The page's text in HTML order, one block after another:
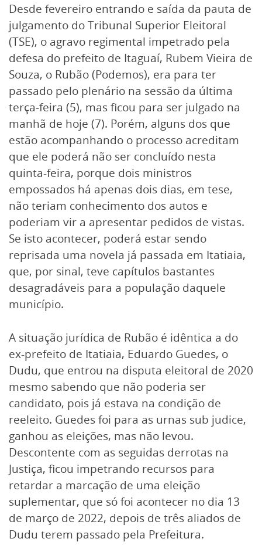
Desde fevereiro entrando e saída da pauta de
julgamento do Tribunal Superior Eleitoral
(TSE), o agravo regimental impetrado pela
defesa do prefeito de Itaguaí, Rubem Vieira de
Souza, o Rubão (Podemos), era para ter
passado pelo plenário na sessão da última
terça-feira (5), mas ficou para ser julgado na
manhã de hoje (7). Porém, alguns dos que
estão acompanhando o processo acreditam
que ele poderá não ser concluído nesta
quinta-feira, porque dois ministros
empossados há apenas dois dias, em tese,
não teriam conhecimento dos autos e
poderiam vir a apresentar pedidos de vistas.
Se isto acontecer, poderá estar sendo
reprisada uma novela já passada em Itatiaia,
que, por sinal, teve capítulos bastantes
desagradáveis para a população daquele
município.
A situação jurídica de Rubão é idêntica a do
ex-prefeito de Itatiaia, Eduardo Guedes, o
Dudu, que entrou na disputa eleitoral de 2020
mesmo sabendo que não poderia ser
candidato, pois já estava na condição de
reeleito. Guedes foi para as urnas sub judice,
ganhou as eleições, mas não levou.
Descontente com as seguidas derrotas na
Justiça, ficou impetrando recursos para
retardar a marcação de uma eleição
suplementar, que só foi acontecer no dia 13
de março de 2022, depois de três aliados de
Dudu terem passado pela Prefeitura.